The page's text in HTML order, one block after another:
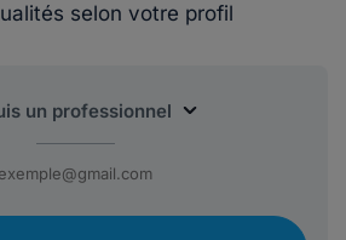
selon votre profil